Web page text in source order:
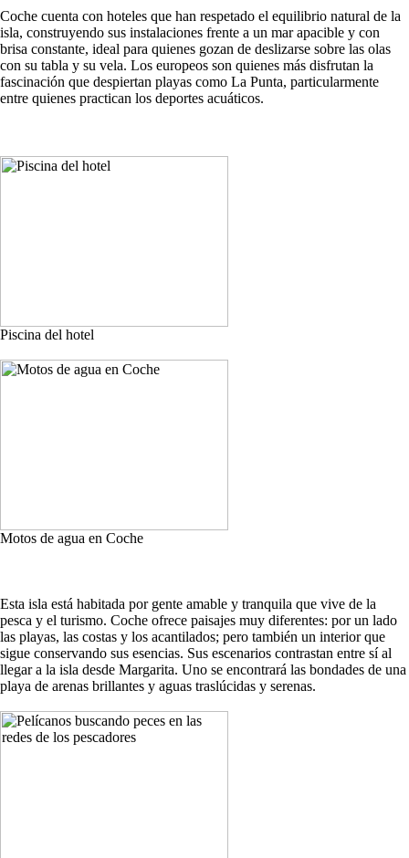
Coche cuenta con hoteles que han respetado el equilibrio natural de la
isla, construyendo sus instalaciones frente a un mar apacible y con
brisa constante, ideal para quienes gozan de deslizarse sobre las olas
con su tabla y su vela. Los europeos son quienes más disfrutan la
fascinación que despiertan playas como La Punta, particularmente
entre quienes practican los deportes acuáticos.
Piscina del hotel
Motos de agua en Coche
Esta isla está habitada por gente amable y tranquila que vive de la
pesca y el turismo. Coche ofrece paisajes muy diferentes: por un lado
las playas, las costas y los acantilados; pero también un interior que
sigue conservando sus esencias. Sus escenarios contrastan entre sí al
llegar a la isla desde Margarita. Uno se encontrará las bondades de una
playa de arenas brillantes y aguas traslúcidas y serenas.